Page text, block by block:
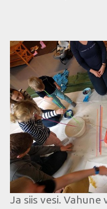
Ja siis vesi. Vahune